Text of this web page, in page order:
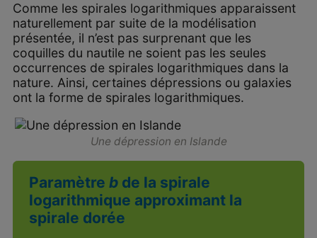
Comme les spirales logarithmiques apparaissent
naturellement par suite de la modélisation
présentée, il n’est pas surprenant que les
coquilles du nautile ne soient pas les seules
occurrences de spirales logarithmiques dans la
nature. Ainsi, certaines dépressions ou galaxies
ont la forme de spirales logarithmiques.
Une dépression en Islande
Paramètre bde la spirale
logarithmique approximant la
spirale dorée